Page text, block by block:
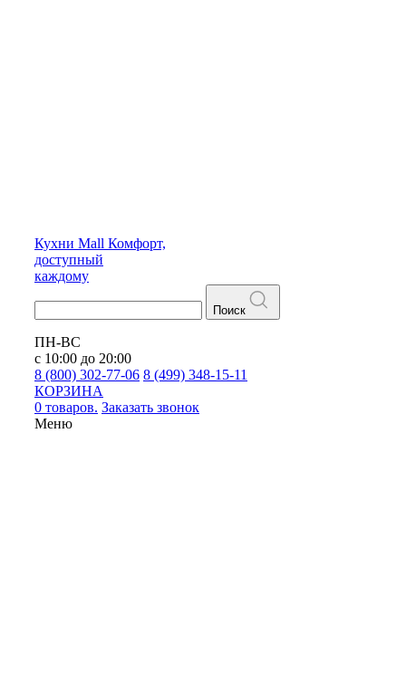
Кухни Mall Комфорт,
доступный
каждому
Поиск
ПН-ВС
с 10:00 до 20:00
8 (800) 302-77-06 8 (499) 348-15-11
КОРЗИНА
0 товаров. Заказать звонок
Меню